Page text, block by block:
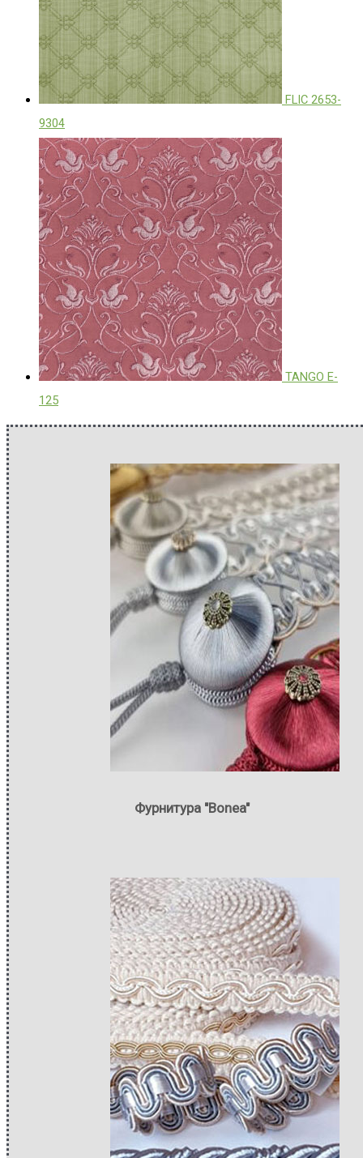
FLIC 2653-
9304
TANGO E-
125
Фурнитура "Bonea"